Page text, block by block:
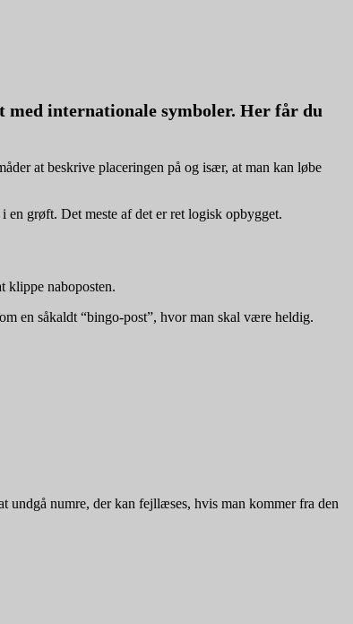
internationale symboler. Her får du
at beskrive placeringen på og især, at man kan løbe
en grøft. Det meste af det er ret logisk opbygget.
klippe naboposten.
en såkaldt “bingo-post”, hvor man skal være heldig.
undgå numre, der kan fejllæses, hvis man kommer fra den